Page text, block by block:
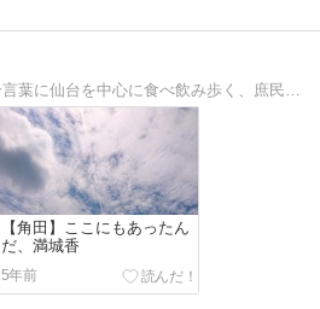
「安いは正義だ！」を合言葉に仙台を中心に食べ飲み歩く、庶民派グルメレビューブログです。たくさん写真を撮るから、レコーディングダイエットにもなる？？
【角田】ここにもあったん
だ、満城香
5年前